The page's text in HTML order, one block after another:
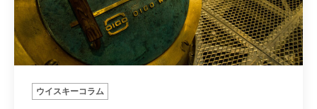
ウイスキーコラム